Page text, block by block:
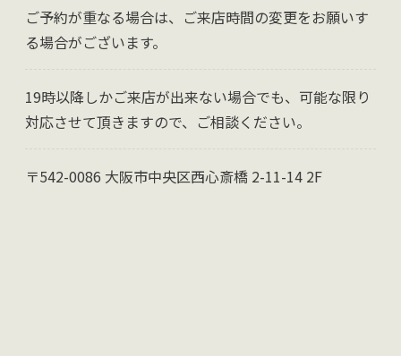
ご予約が重なる場合は、ご来店時間の変更をお願いす
る場合がございます。
19時以降しかご来店が出来ない場合でも、可能な限り
対応させて頂きますので、ご相談ください。
〒542-0086 大阪市中央区西心斎橋 2-11-14 2F